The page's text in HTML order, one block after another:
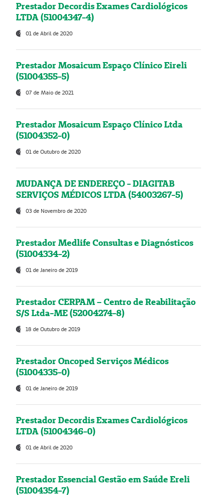
Prestador Decordis Exames Cardiológicos
LTDA (51004347-4)
01 de Abril de 2020
Prestador Mosaicum Espaço Clínico Eireli
(51004355-5)
07 de Maio de 2021
Prestador Mosaicum Espaço Clínico Ltda
(51004352-0)
01 de Outubro de 2020
MUDANÇA DE ENDEREÇO - DIAGITAB
SERVIÇOS MÉDICOS LTDA (54003267-5)
03 de Novembro de 2020
Prestador Medlife Consultas e Diagnósticos
(51004334-2)
01 de Janeiro de 2019
Prestador CERPAM – Centro de Reabilitação
S/S Ltda-ME (52004274-8)
18 de Outubro de 2019
Prestador Oncoped Serviços Médicos
(51004335-0)
01 de Janeiro de 2019
Prestador Decordis Exames Cardiológicos
LTDA (51004346-0)
01 de Abril de 2020
Prestador Essencial Gestão em Saúde Ereli
(51004354-7)